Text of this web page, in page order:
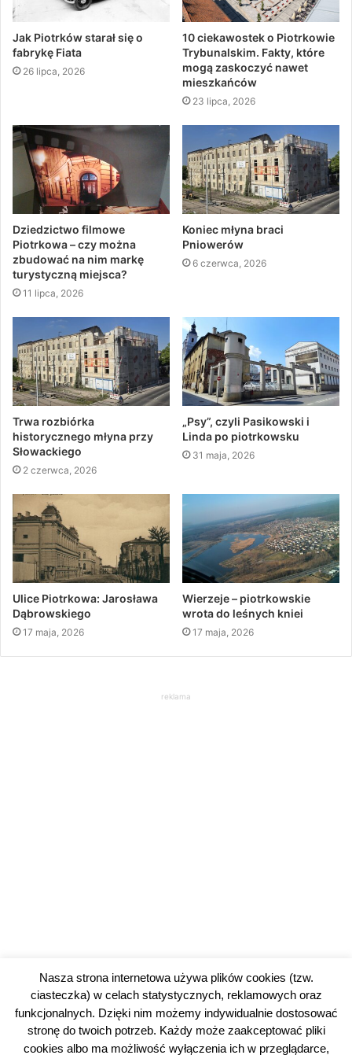
Jak Piotrków starał się o
fabrykę Fiata
26 lipca, 2026
10 ciekawostek o Piotrkowie
Trybunalskim. Fakty, które
mogą zaskoczyć nawet
mieszkańców
23 lipca, 2026
Dziedzictwo filmowe
Piotrkowa – czy można
zbudować na nim markę
turystyczną miejsca?
11 lipca, 2026
Koniec młyna braci
Pniowerów
6 czerwca, 2026
Trwa rozbiórka
historycznego młyna przy
Słowackiego
2 czerwca, 2026
„Psy”, czyli Pasikowski i
Linda po piotrkowsku
31 maja, 2026
Ulice Piotrkowa: Jarosława
Dąbrowskiego
17 maja, 2026
Wierzeje – piotrkowskie
wrota do leśnych kniei
17 maja, 2026
reklama
Nasza strona internetowa używa plików cookies (tzw.
ciasteczka) w celach statystycznych, reklamowych oraz
funkcjonalnych. Dzięki nim możemy indywidualnie dostosować
stronę do twoich potrzeb. Każdy może zaakceptować pliki
cookies albo ma możliwość wyłączenia ich w przeglądarce,